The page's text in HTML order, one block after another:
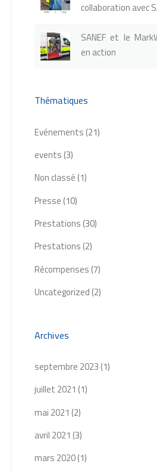
collaboration avec
SANEF et le
en action
Thématiques
Evénements (21)
events (3)
Non classé (1)
Presse (10)
Prestations (30)
Prestations (2)
Récompenses (7)
Uncategorized (2)
Archives
septembre 2023 (1)
juillet 2021 (1)
mai 2021 (2)
avril 2021 (3)
mars 2020(1)